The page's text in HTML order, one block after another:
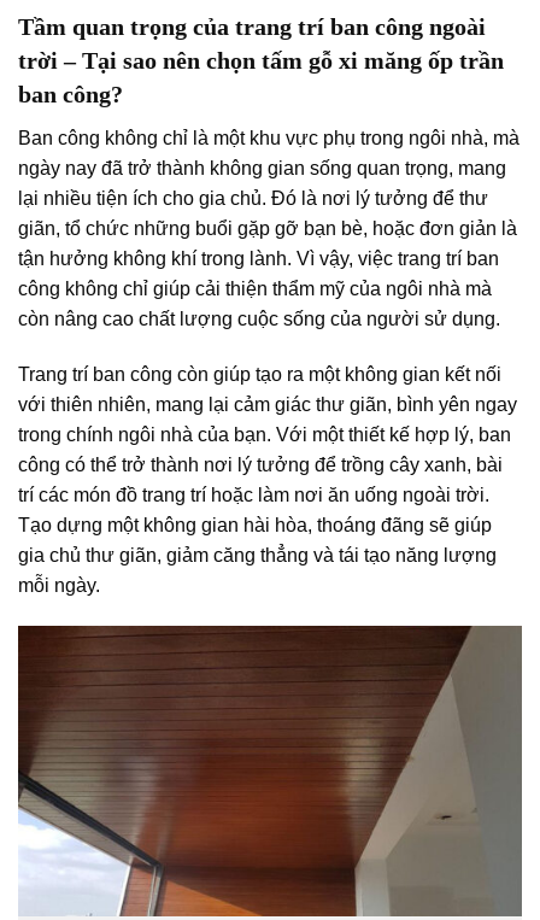
Tầm quan trọng của trang trí ban công ngoài
trời – Tại sao nên chọn tấm gỗ xi măng ốp trần
ban công?
Ban công không chỉ là một khu vực phụ trong ngôi nhà, mà
ngày nay đã trở thành không gian sống quan trọng, mang
lại nhiều tiện ích cho gia chủ. Đó là nơi lý tưởng để thư
giãn, tổ chức những buổi gặp gỡ bạn bè, hoặc đơn giản là
tận hưởng không khí trong lành. Vì vậy, việc trang trí ban
công không chỉ giúp cải thiện thẩm mỹ của ngôi nhà mà
còn nâng cao chất lượng cuộc sống của người sử dụng.
Trang trí ban công còn giúp tạo ra một không gian kết nối
với thiên nhiên, mang lại cảm giác thư giãn, bình yên ngay
trong chính ngôi nhà của bạn. Với một thiết kế hợp lý, ban
công có thể trở thành nơi lý tưởng để trồng cây xanh, bài
trí các món đồ trang trí hoặc làm nơi ăn uống ngoài trời.
Tạo dựng một không gian hài hòa, thoáng đãng sẽ giúp
gia chủ thư giãn, giảm căng thẳng và tái tạo năng lượng
mỗi ngày.